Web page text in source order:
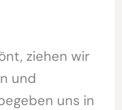
ziehen wir
und
uns in